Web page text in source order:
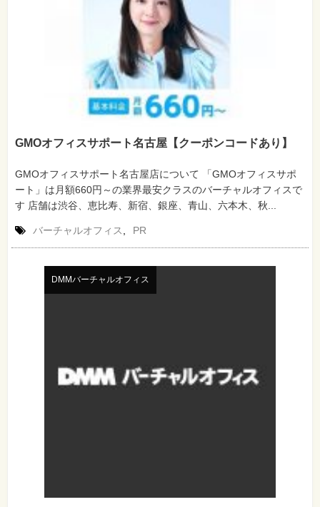
GMOオフィスサポート名古屋【クーポンコードあり】
GMOオフィスサポート名古屋店について 「GMOオフィスサポ
ート」は月額660円～の業界最安クラスのバーチャルオフィスで
す 店舗は渋谷、恵比寿、新宿、銀座、青山、六本木、秋...
バーチャルオフィス, PR
DMMバーチャルオフィス